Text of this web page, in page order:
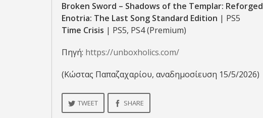
Broken Sword – Shadows of the Templar: Reforged
Enotria: The Last Song Standard Edition | PS5
Time Crisis | PS5, PS4 (Premium)
Πηγή: https://unboxholics.com/
(Κώστας Παπαζαχαρίου, αναδημοσίευση 15/5/2026)
TWEET SHARE